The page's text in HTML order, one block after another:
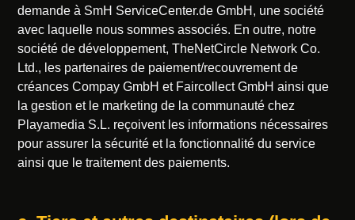
demande à SmH ServiceCenter.de GmbH, une société
avec laquelle nous sommes associés. En outre, notre
société de développement, TheNetCircle Network Co.
Ltd., les partenaires de paiement/recouvrement de
créances Compay GmbH et Faircollect GmbH ainsi que
la gestion et le marketing de la communauté chez
Playamedia S.L. reçoivent les informations nécessaires
pour assurer la sécurité et la fonctionnalité du service
ainsi que le traitement des paiements.